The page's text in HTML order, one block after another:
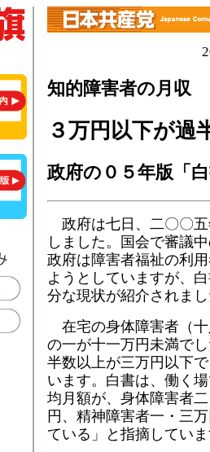
知的障害者の月収
３万円以下が過
政府の０５年版「
政府は七日、二〇〇
しました。国会で審議
政府は障害者福祉の利
ようとしていますが、
分な現状が紹介されま
在宅の身体障害者（
の一が十一万円未満で
半数以上が三万円以下
います。白書は、働く
均月額が、身体障害者
円、精神障害者一・三
ている」と指摘してい